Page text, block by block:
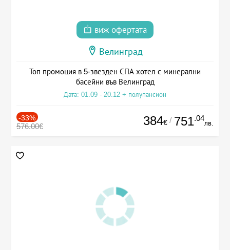
виж офертата
Велинград
Топ промоция в 5-звезден СПА хотел с минерални
басейни във Велинград
Дата: 01.09 - 20.12 + полупансион
-33%
576.00€ 384€ / 751.04
лв.